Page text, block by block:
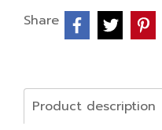
Share
Product description